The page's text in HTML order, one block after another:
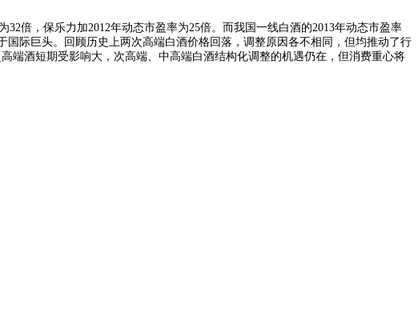
倍，保乐力加2012年动态市盈率为25倍。而我国一线白酒的2013年动态市盈率
际巨头。回顾历史上两次高端白酒价格回落，调整原因各不相同，但均推动了行
端酒短期受影响大，次高端、中高端白酒结构化调整的机遇仍在，但消费重心将